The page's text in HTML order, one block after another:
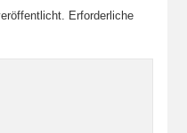
Erforderliche